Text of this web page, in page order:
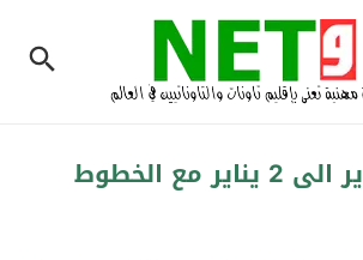
عمرة من 5يناير الى 2 يناير مع الخطوط